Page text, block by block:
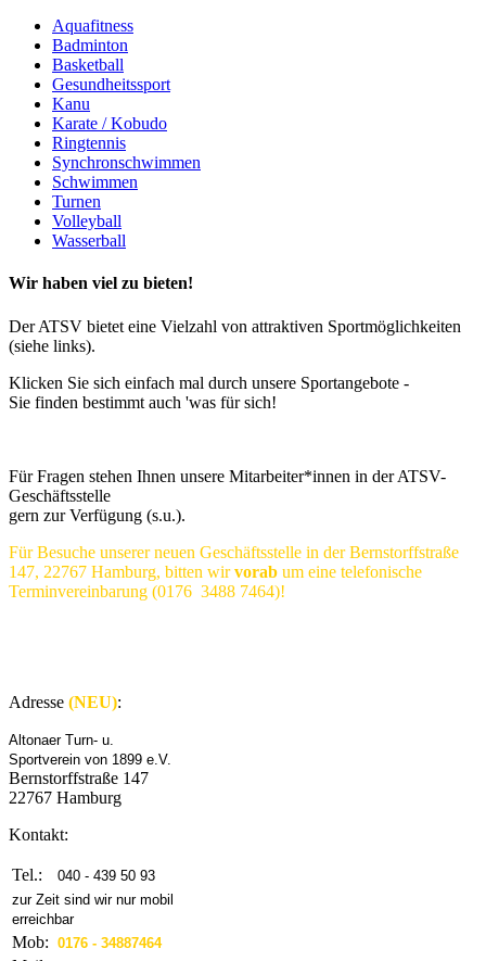
Aquafitness
Badminton
Basketball
Gesundheitssport
Kanu
Karate / Kobudo
Ringtennis
Synchronschwimmen
Schwimmen
Turnen
Volleyball
Wasserball
Wir haben viel zu bieten!
Der ATSV bietet eine Vielzahl von attraktiven Sportmöglichkeiten
(siehe links).
Klicken Sie sich einfach mal durch unsere Sportangebote -
Sie finden bestimmt auch 'was für sich!
Für Fragen stehen Ihnen unsere Mitarbeiter*innen in der ATSV-
Geschäftsstelle
gern zur Verfügung (s.u.).
Für Besuche unserer neuen Geschäftsstelle in der Bernstorffstraße
147, 22767 Hamburg, bitten wirvorab um eine telefonische
Terminvereinbarung (0176 3488 7464)!
Adresse (NEU):
Altonaer Turn- u.
Sportverein von 1899 e.V.
Bernstorffstraße 147
22767 Hamburg
Kontakt:
Tel.:
040 - 439 50 93
zur Zeit sind wir nur mobil
erreichbar
Mob: 0176 - 34887464